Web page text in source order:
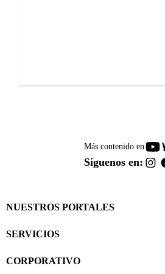
Más contenido en
Síguenos en:
NUESTROS PORTALES
SERVICIOS
CORPORATIVO